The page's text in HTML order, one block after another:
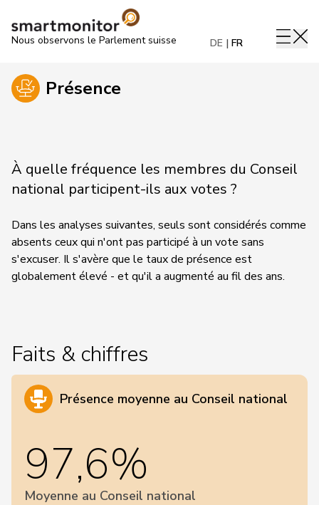
Nous observons le Parlement suisse DE FR
Présence
À quelle fréquence les membres du Conseil
national participent-ils aux votes ?
Dans les analyses suivantes, seuls sont considérés comme
absents ceux qui n'ont pas participé à un vote sans
s'excuser. Il s'avère que le taux de présence est
globalement élevé - et qu'il a augmenté au fil des ans.
Faits & chiffres
Présence moyenne au Conseil national
97,6%
Moyenne au Conseil national